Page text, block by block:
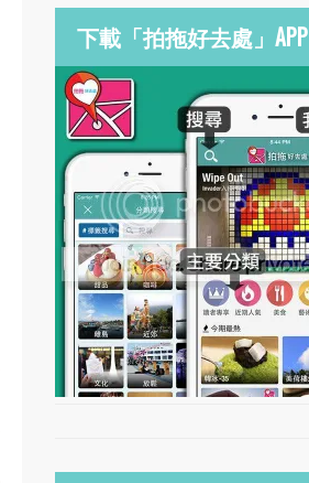
下載「拍拖好去處」APP